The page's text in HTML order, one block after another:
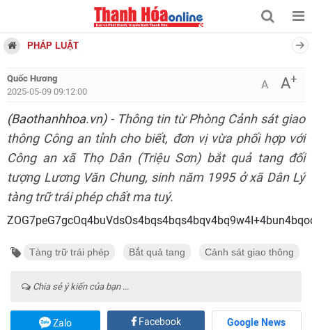
PHÁP LUẬT
Quốc Hương
2025-05-09 09:12:00
A A+
(Baothanhhoa.vn)- Thông tin từ Phòng Cảnh sát giao
thông Công an tỉnh cho biết, đơn vị vừa phối hợp với
Công an xã Thọ Dân (Triệu Sơn) bắt quả tang đối
tượng Lương Văn Chung, sinh năm 1995 ở xã Dân Lý
tàng trữ trái phép chất ma tuý.
Tàng trữ trái phép Bắt quả tang Cảnh sát giao thông
Chia sẻ ý kiến của bạn ...
Zalo Facebook Google News